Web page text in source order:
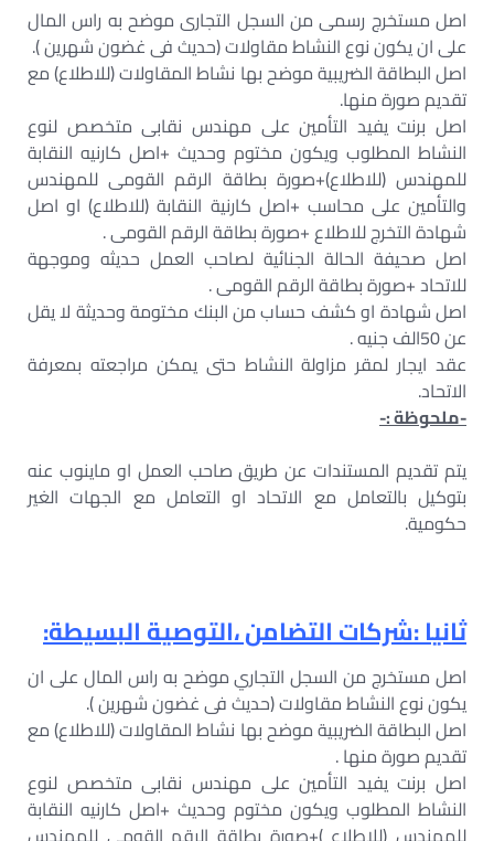
اصل مستخرج رسمى من السجل التجارى موضح به راس المال
على ان يكون نوع النشاط مقاولات (حديث فى غضون شهرين ).
اصل البطاقة الضريبية موضح بها نشاط المقاولات (للاطلاع) مع
تقديم صورة منها.
اصل برنت يفيد التأمين على مهندس نقابى متخصص لنوع
النشاط المطلوب ويكون مختوم وحديث +اصل كارنيه النقابة
للمهندس (للاطلاع)+صورة بطاقة الرقم القومى للمهندس
والتأمين على محاسب +اصل كارنية النقابة (للاطلاع) او اصل
شهادة التخرج للاطلاع +صورة بطاقة الرقم القومى .
اصل صحيفة الحالة الجنائية لصاحب العمل حديثه وموجهة
للاتحاد +صورة بطاقة الرقم القومى .
اصل شهادة او كشف حساب من البنك مختومة وحديثة لا يقل
عن 50الف جنيه .
عقد ايجار لمقر مزاولة النشاط حتى يمكن مراجعته بمعرفة
الاتحاد.
-ملحوظة :-
يتم تقديم المستندات عن طريق صاحب العمل او ماينوب عنه
بتوكيل بالتعامل مع الاتحاد او التعامل مع الجهات الغير
حكومية.
ثانيا :شركات التضامن ،التوصية البسيطة:
اصل مستخرج من السجل التجاري موضح به راس المال على ان
يكون نوع النشاط مقاولات (حديث فى غضون شهرين ).
اصل البطاقة الضريبية موضح بها نشاط المقاولات (للاطلاع) مع
تقديم صورة منها .
اصل برنت يفيد التأمين على مهندس نقابى متخصص لنوع
النشاط المطلوب ويكون مختوم وحديث +اصل كارنيه النقابة